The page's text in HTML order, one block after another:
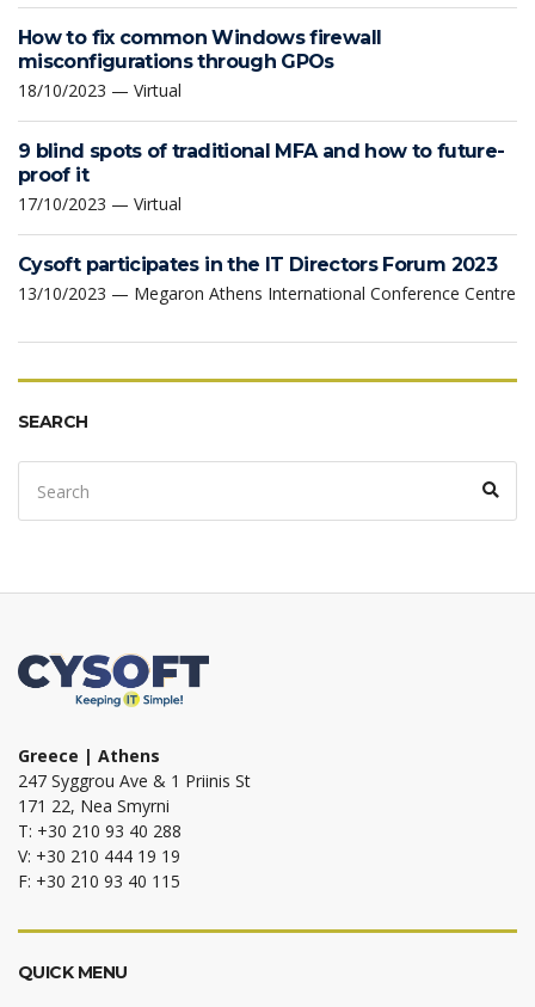
How to fix common Windows firewall
misconfigurations through GPOs
18/10/2023 — Virtual
9 blind spots of traditional MFA and how to future-
proof it
17/10/2023 — Virtual
Cysoft participates in the IT Directors Forum 2023
13/10/2023 — Megaron Athens International Conference Centre
SEARCH
Search
for:
Greece | Athens
247 Syggrou Ave & 1 Priinis St
171 22, Nea Smyrni
T: +30 210 93 40 288
V: +30 210 444 19 19
F: +30 210 93 40 115
QUICK MENU